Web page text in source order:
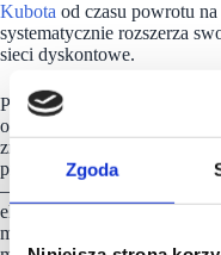
Zgoda
Kubota od czasu powrotu
systematycznie rozszerza
sieci dyskontowe.
Po Jeronimo Martins
od 2019 roku (tylko w I
zrealizowanych zamówień
przyszedł czas również na
– zarząd spółki
ekspansję zagraniczną.
marka wystartowała ze